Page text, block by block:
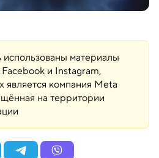
использованы материалы
и Instagram,
является компания Meta
на территории